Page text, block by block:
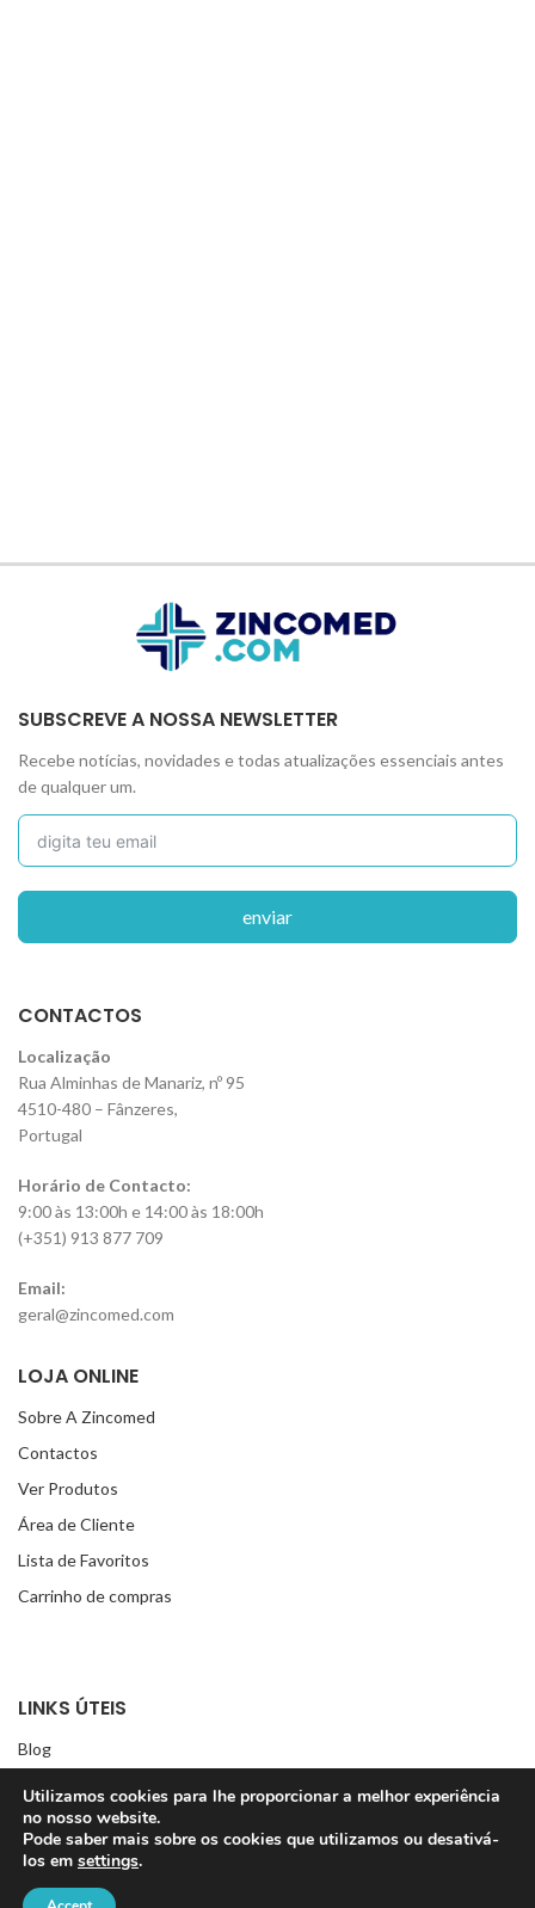
SUBSCREVE A NOSSA NEWSLETTER
Recebe notícias, novidades e todas atualizações essenciais antes
de qualquer um.
enviar
CONTACTOS
Localização
Rua Alminhas de Manariz, nº 95
4510-480 – Fânzeres,
Portugal
Horário de Contacto:
9:00 às 13:00h e 14:00 às 18:00h
(+351) 913 877 709
Email:
geral@zincomed.com
LOJA ONLINE
Sobre A Zincomed
Contactos
Ver Produtos
Área de Cliente
Lista de Favoritos
Carrinho de compras
LINKS ÚTEIS
Blog
Política de Privacidade
Livro de Reclamações Online
Devoluções / Reembolsos
Utilizamos cookies para lhe proporcionar a melhor experiência
no nosso website.
Pode saber mais sobre os cookies que utilizamos ou desativá-
los em settings.